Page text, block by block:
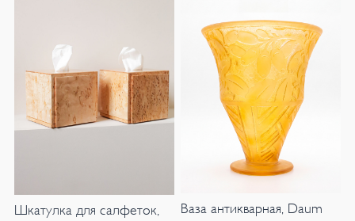
Шкатулка для салфеток,
Ваза антикварная, Daum